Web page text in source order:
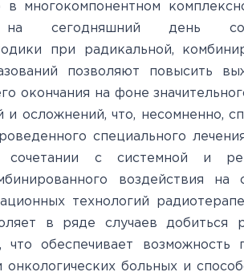
многокомпонентном
на сегодняшний день
при радикальной,
позволяют повысить
окончания на фоне
осложнений, что, несомненно,
специального
с системной и
воздействия на
технологий
в ряде случаев добиться
что обеспечивает возможность
больных и